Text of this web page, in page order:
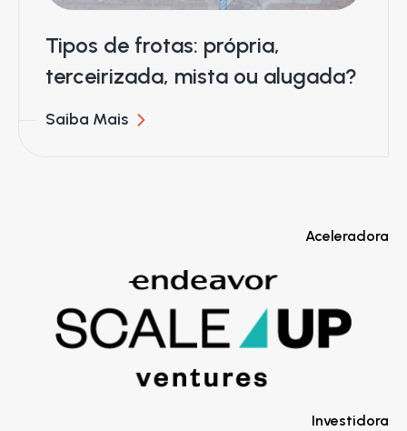
Tipos de frotas: própria,
terceirizada, mista ou alugada?
Saiba Mais
Aceleradora
Investidora